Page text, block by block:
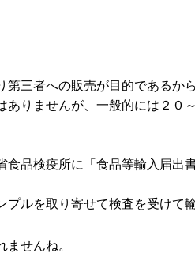
三者への販売が目的であるから
ありませんが、一般的には２０
食品検疫所に「食品等輸入届出
プルを取り寄せて検査を受けて
せんね。